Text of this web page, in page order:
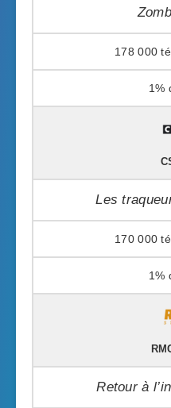
178 000
1%
Les
170 000
1%
Retour à